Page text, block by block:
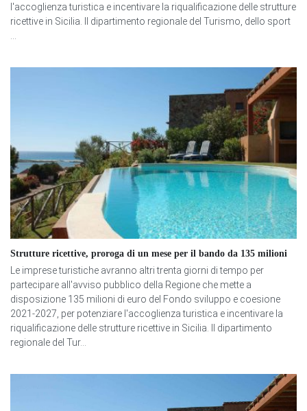
l'accoglienza turistica e incentivare la riqualificazione delle strutture
ricettive in Sicilia. Il dipartimento regionale del Turismo, dello sport
Strutture ricettive, proroga di un mese per il bando da 135 milioni
Le imprese turistiche avranno altri trenta giorni di tempo per
partecipare all'avviso pubblico della Regione che mette a
disposizione 135 milioni di euro del Fondo sviluppo e coesione
2021-2027, per potenziare l'accoglienza turistica e incentivare la
riqualificazione delle strutture ricettive in Sicilia. Il dipartimento
regionale del Tur...